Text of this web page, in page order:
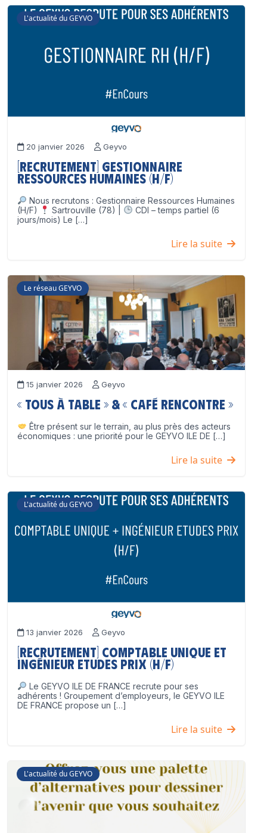
L'actualité du GEYVO
20 janvier 2026 Geyvo
[Recrutement] Gestionnaire
Ressources Humaines (H/F)
Nous recrutons : Gestionnaire Ressources Humaines
(H/F)
Sartrouville (78) |
CDI – temps partiel (6
jours/mois) Le […]
Lire la suite
Le réseau GEYVO
15 janvier 2026 Geyvo
« Tous à table » & « Café Rencontre »
Être présent sur le terrain, au plus près des acteurs
économiques : une priorité pour le GEYVO ILE DE […]
Lire la suite
L'actualité du GEYVO
13 janvier 2026 Geyvo
[Recrutement] Comptable unique et
Ingénieur Etudes Prix (H/F)
Le GEYVO ILE DE FRANCE recrute pour ses
adhérents ! Groupement d’employeurs, le GEYVO ILE
DE FRANCE propose un […]
Lire la suite
L'actualité du GEYVO